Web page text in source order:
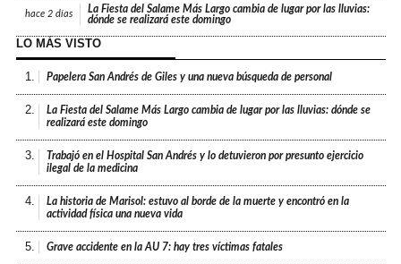
hace 2 días
La Fiesta del Salame Más Largo cambia de lugar por las lluvias:
dónde se realizará este domingo
LO MÁS VISTO
1. Papelera San Andrés de Giles y una nueva búsqueda de personal
2.
La Fiesta del Salame Más Largo cambia de lugar por las lluvias: dónde se
realizará este domingo
3.
Trabajó en el Hospital San Andrés y lo detuvieron por presunto ejercicio
ilegal de la medicina
4.
La historia de Marisol: estuvo al borde de la muerte y encontró en la
actividad física una nueva vida
5. Grave accidente en la AU 7: hay tres víctimas fatales